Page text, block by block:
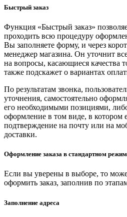
Быстрый заказ
Функция «Быстрый заказ»
проходить всю процедуру
Вы заполняете форму, и через
менеджер магазина. Он уточнит
на вопросы, касающиеся качества
также подскажет о вариантах
По результатам звонка,
уточнения, самостоятельно
его необходимыми позициями,
оформление в том виде, в котором
подтверждение на почту или на
доставки.
Оформление заказа в стандартном
Если вы уверены в выборе, то
оформить заказ, заполнив по
Заполнение адреса